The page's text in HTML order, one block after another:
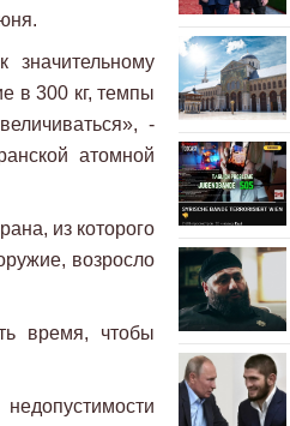
в 300 кг, темпы
-
атомной
из которого
возросло
время, чтобы